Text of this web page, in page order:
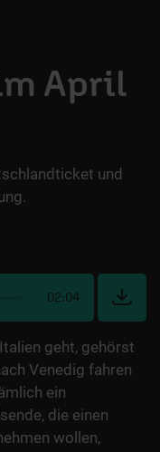
April
und
02:04
geht, gehörst
Venedig fahren
ein
die einen
wollen,